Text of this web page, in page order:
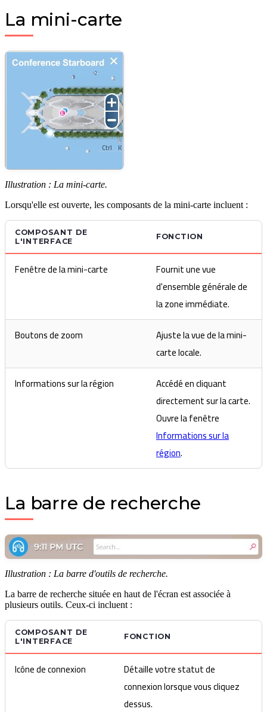
Ctrl K
La mini-carte
Illustration : La mini-carte.
Lorsqu'elle est ouverte, les composants de la mini-carte incluent :
COMPOSANT DE
L'INTERFACE
FONCTION
Fenêtre de la mini-carte
Fournit une vue
d'ensemble générale de
la zone immédiate.
Boutons de zoom
Ajuste la vue de la mini-
carte locale.
Informations sur la région
Accédé en cliquant
directement sur la carte.
Ouvre la fenêtre
Informations sur la
région.
La barre de recherche
Illustration : La barre d'outils de recherche.
La barre de recherche située en haut de l'écran est associée à
plusieurs outils. Ceux-ci incluent :
COMPOSANT DE
L'INTERFACE
FONCTION
Icône de connexion
Détaille votre statut de
connexion lorsque vous cliquez
dessus.